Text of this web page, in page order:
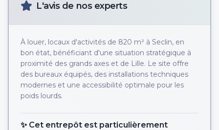
L'avis de nos experts
À louer, locaux d'activités de 820 m² à Seclin, en
bon état, bénéficiant d'une situation stratégique à
proximité des grands axes et de Lille. Le site offre
des bureaux équipés, des installations techniques
modernes et une accessibilité optimale pour les
poids lourds.
✨ Cet entrepôt est particulièrement